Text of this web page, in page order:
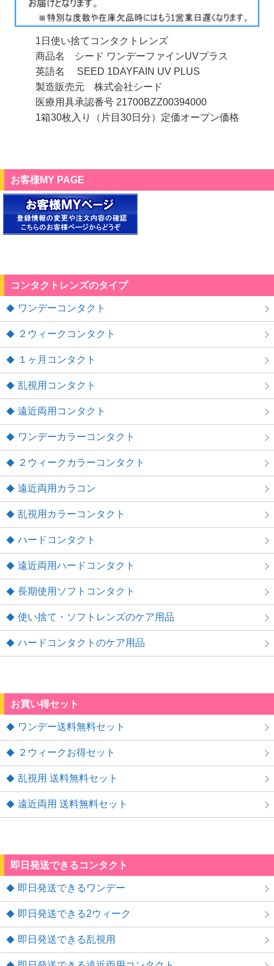
1日使い捨てコンタクトレンズ
商品名 シード ワンデーファインUVプラス
英語名 SEED 1DAYFAIN UV PLUS
製造販売元 株式会社シード
医療用具承認番号 21700BZZ00394000
1箱30枚入り（片目30日分）定価オープン価格
お客様MY PAGE
コンタクトレンズのタイプ
ワンデーコンタクト
２ウィークコンタクト
１ヶ月コンタクト
乱視用コンタクト
遠近両用コンタクト
ワンデーカラーコンタクト
２ウィークカラーコンタクト
遠近両用カラコン
乱視用カラーコンタクト
ハードコンタクト
遠近両用ハードコンタクト
長期使用ソフトコンタクト
使い捨て・ソフトレンズのケア用品
ハードコンタクトのケア用品
お買い得セット
ワンデー送料無料セット
２ウィークお得セット
乱視用 送料無料セット
遠近両用 送料無料セット
即日発送できるコンタクト
即日発送できるワンデー
即日発送できる2ウィーク
即日発送できる乱視用